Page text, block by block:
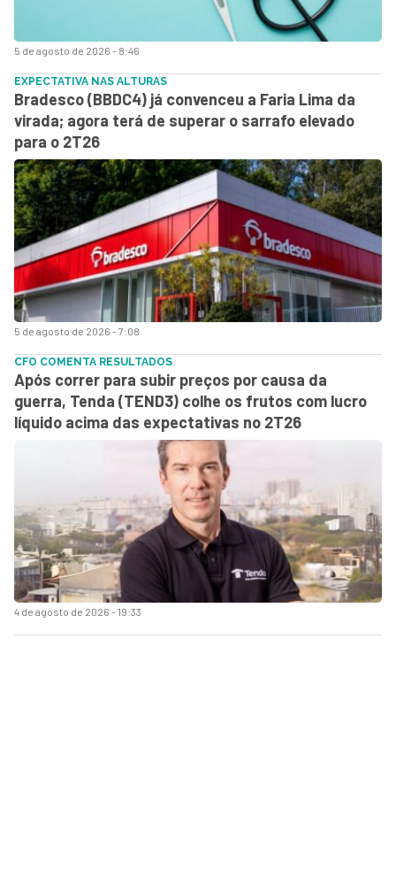
5 de agosto de 2026 - 8:46
5 de agosto de 2026 - 7:08
EXPECTATIVA NAS ALTURAS
Bradesco (BBDC4) já convenceu a Faria Lima da
virada; agora terá de superar o sarrafo elevado
para o 2T26
4 de agosto de 2026 - 19:33
CFO COMENTA RESULTADOS
Após correr para subir preços por causa da
guerra, Tenda (TEND3) colhe os frutos com lucro
líquido acima das expectativas no 2T26